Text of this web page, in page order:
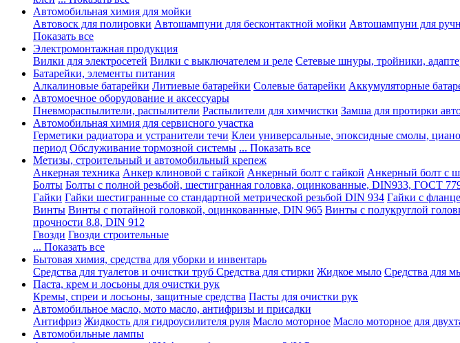
Автомобильная химия для мойки
Автовоск для полировки Автошампуни для бесконтактной мойки Автошампуни для
Показать все
Электромонтажная продукция
Вилки для электросетей Вилки с выключателем и реле Сетевые шнуры, тройники,
Батарейки, элементы питания
Алкалиновые батарейки Литиевые батарейки Солевые батарейки Аккумуляторные
Автомоечное оборудование и аксессуары
Пневмораспылители, распылители Распылители для химчистки Замша для протирки
Автомобильная химия для сервисного участка
Герметики радиатора и устранители течи Клеи универсальные, эпоксидные смолы,
период Обслуживание тормозной системы ... Показать все
Метизы, строительный и автомобильный крепеж
Анкерная техника Анкер клиновой с гайкой Анкерный болт с гайкой Анкерный болт с
Болты Болты с полной резьбой, шестигранная головка, оцинкованные, DIN933, ГОСТ
Гайки Гайки шестигранные со стандартной метрической резьбой DIN 934 Гайки с
Винты Винты с потайной головкой, оцинкованные, DIN 965 Винты с полукруглой
прочности 8.8, DIN 912
Гвозди Гвозди строительные
... Показать все
Бытовая химия, средства для уборки и инвентарь
Средства для туалетов и очистки труб Средства для стирки Жидкое мыло Средства для
Паста, крем и лосьоны для очистки рук
Кремы, спреи и лосьоны, защитные средства Пасты для очистки рук
Автомобильное масло, мото масло, антифризы и присадки
Антифриз Жидкость для гидроусилителя руля Масло моторное Масло моторное для
Автомобильные лампы